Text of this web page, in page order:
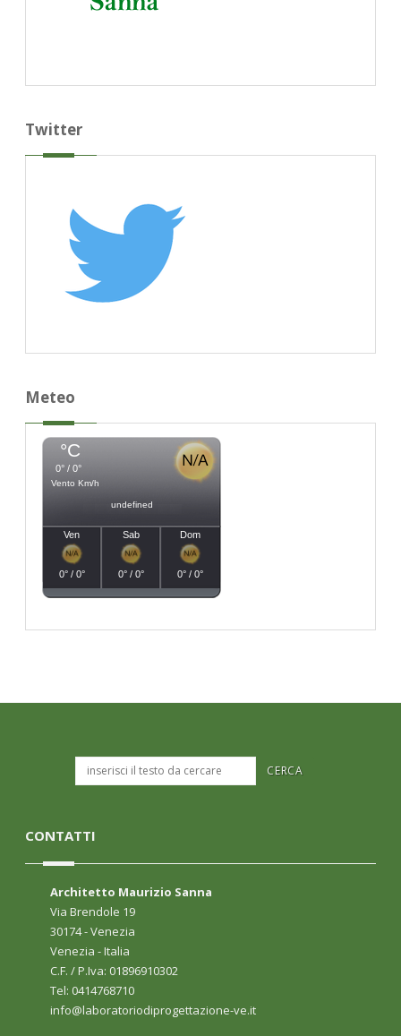
Twitter
Meteo
°C
Vento Km/h
0° / 0°
undefined
Ven
0° / 0°
Sab
0° / 0°
Dom
0° / 0°
CONTATTI
Architetto Maurizio Sanna
Via Brendole 19
30174 - Venezia
Venezia - Italia
C.F. / P.Iva: 01896910302
Tel: 0414768710
info@laboratoriodiprogettazione-ve.it